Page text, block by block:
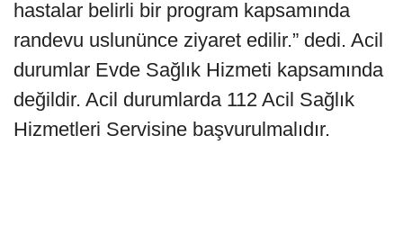
hastalar belirli bir program kapsamında
randevu uslunünce ziyaret edilir.” dedi. Acil
durumlar Evde Sağlık Hizmeti kapsamında
değildir. Acil durumlarda 112 Acil Sağlık
Hizmetleri Servisine başvurulmalıdır.